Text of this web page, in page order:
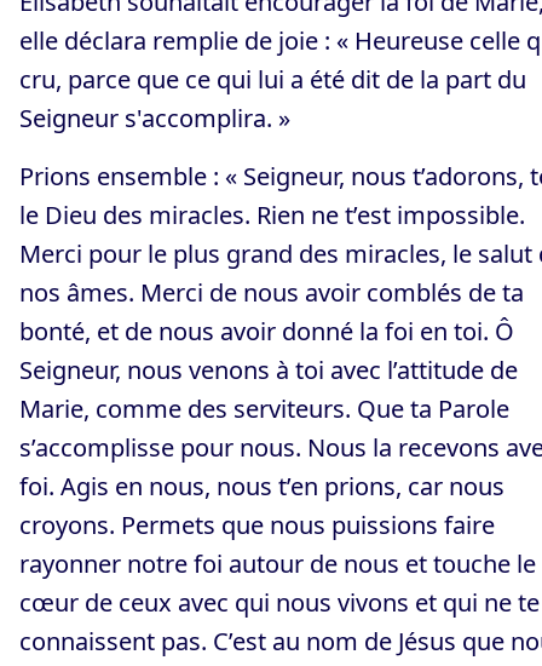
elle déclara remplie de joie : « Heureuse celle
cru, parce que ce qui lui a été dit de la part du
Seigneur s'accomplira. »
Prions ensemble : « Seigneur, nous t’adorons,
le Dieu des miracles. Rien ne t’est impossible.
Merci pour le plus grand des miracles, le salut
nos âmes. Merci de nous avoir comblés de ta
bonté, et de nous avoir donné la foi en toi. Ô
Seigneur, nous venons à toi avec l’attitude de
Marie, comme des serviteurs. Que ta Parole
s’accomplisse pour nous. Nous la recevons
foi. Agis en nous, nous t’en prions, car nous
croyons. Permets que nous puissions faire
rayonner notre foi autour de nous et touche le
cœur de ceux avec qui nous vivons et qui ne te
connaissent pas. C’est au nom de Jésus que